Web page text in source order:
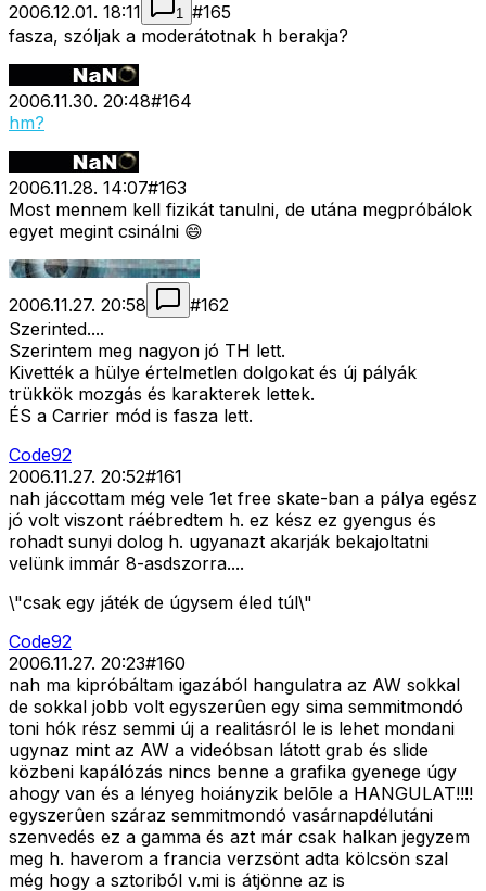
2006.12.01. 18:11 1 #165
fasza, szóljak a moderátotnak h berakja?
2006.11.30. 20:48#164
hm?
2006.11.28. 14:07#163
Most mennem kell fizikát tanulni, de utána megpróbálok
egyet megint csinálni 😄
2006.11.27. 20:58 #162
Szerinted....
Szerintem meg nagyon jó TH lett.
Kivették a hülye értelmetlen dolgokat és új pályák
trükkök mozgás és karakterek lettek.
ÉS a Carrier mód is fasza lett.
Code92
2006.11.27. 20:52#161
nah jáccottam még vele 1et free skate-ban a pálya egész
jó volt viszont ráébredtem h. ez kész ez gyengus és
rohadt sunyi dolog h. ugyanazt akarják bekajoltatni
velünk immár 8-asdszorra....
\"csak egy játék de úgysem éled túl\"
Code92
2006.11.27. 20:23#160
nah ma kipróbáltam igazából hangulatra az AW sokkal
de sokkal jobb volt egyszerûen egy sima semmitmondó
toni hók rész semmi új a realitásról le is lehet mondani
ugynaz mint az AW a videóbsan látott grab és slide
közbeni kapálózás nincs benne a grafika gyenege úgy
ahogy van és a lényeg hoiányzik belõle a HANGULAT!!!!
egyszerûen száraz semmitmondó vasárnapdélutáni
szenvedés ez a gamma és azt már csak halkan jegyzem
meg h. haverom a francia verzsönt adta kölcsön szal
még hogy a sztoriból v.mi is átjönne az is